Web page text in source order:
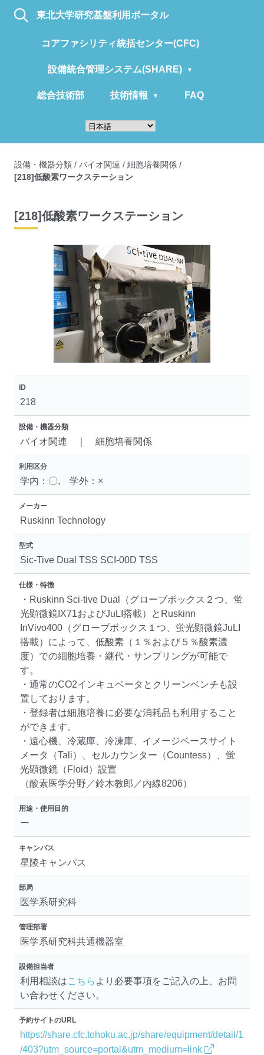
東北大学研究基盤利用ポータル
コアファシリティ統括センター(CFC)
設備統合管理システム(SHARE)
総合技術部 技術情報 FAQ
設備・機器分類 / バイオ関連 / 細胞培養関係 /
[218]低酸素ワークステーション
[218]低酸素ワークステーション
ID
218
設備・機器分類
バイオ関連 ｜ 細胞培養関係
利用区分
学内：〇, 学外：×
メーカー
Ruskinn Technology
型式
Sic-Tive Dual TSS SCI-00D TSS
仕様・特徴
・Ruskinn Sci-tive Dual（グローブボックス２つ、蛍
光顕微鏡IX71およびJuLI搭載）とRuskinn
InVivo400（グローブボックス１つ、蛍光顕微鏡JuLI
搭載）によって、低酸素（１％および５％酸素濃
度）での細胞培養・継代・サンプリングが可能で
す。
・通常のCO2インキュベータとクリーンベンチも設
置しております。
・登録者は細胞培養に必要な消耗品も利用すること
ができます。
・遠心機、冷蔵庫、冷凍庫、イメージベースサイト
メータ（Tali）、セルカウンター（Countess）、蛍
光顕微鏡（Floid）設置
（酸素医学分野／鈴木教郎／内線8206）
用途・使用目的
ー
キャンパス
星陵キャンパス
部局
医学系研究科
管理部署
医学系研究科共通機器室
設備担当者
利用相談はこちら より必要事項をご記入の上、お問
い合わせください。
予約サイトのURL
https://share.cfc.tohoku.ac.jp/share/equipment/detail/1
/403?utm_source=portal&utm_medium=link